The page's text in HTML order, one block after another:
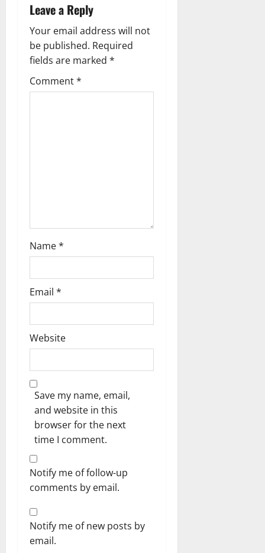
v
i
g
a
Leave a Reply
Your email address will not
be published. Required
fields are marked *
Comment*
Name*
Email *
Website
Save my name, email,
and website in this
browser for the next
time I comment.
Notify me of follow-up
comments by email.
Notify me of new posts by
email.